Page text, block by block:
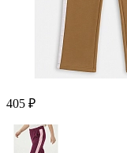
405 ₽